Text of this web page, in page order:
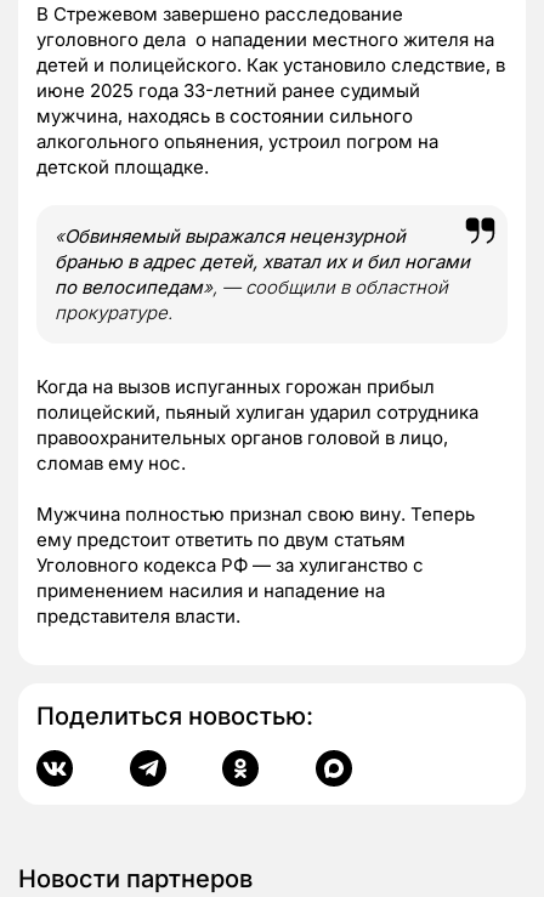
В Стрежевом завершено расследование
уголовного дела о нападении местного жителя на
детей и полицейского. Как установило следствие, в
июне 2025 года 33-летний ранее судимый
мужчина, находясь в состоянии сильного
алкогольного опьянения, устроил погром на
детской площадке.
«Обвиняемый выражался нецензурной
бранью в адрес детей, хватал их и бил ногами
по велосипедам», — сообщили в областной
прокуратуре.
Когда на вызов испуганных горожан прибыл
полицейский, пьяный хулиган ударил сотрудника
правоохранительных органов головой в лицо,
сломав ему нос.
Мужчина полностью признал свою вину. Теперь
ему предстоит ответить по двум статьям
Уголовного кодекса РФ — за хулиганство с
применением насилия и нападение на
представителя власти.
Поделиться новостью:
Новости партнеров